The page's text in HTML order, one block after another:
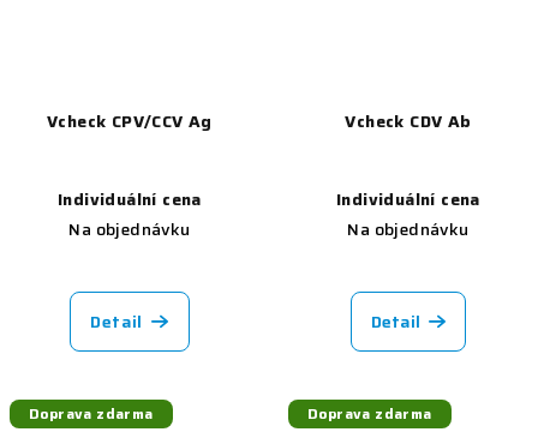
Vcheck CPV/CCV Ag
Individuální cena
Na objednávku
Detail
Vcheck CDV Ab
Individuální cena
Na objednávku
Detail
Doprava zdarma Doprava zdarma